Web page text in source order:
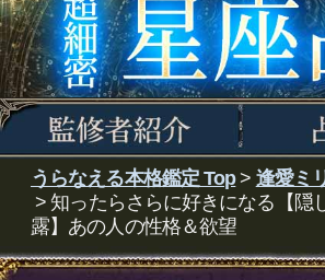
うらなえる本格鑑定 Top>逢愛ミリサの星座占い
>知ったらさらに好きになる【隠した本性も全暴
露】あの人の性格＆欲望
知ったらさらに好きに
なる【隠した本性も全
暴露】あの人の性格＆
欲望
無料・星座で占う本音｜表向きの顔